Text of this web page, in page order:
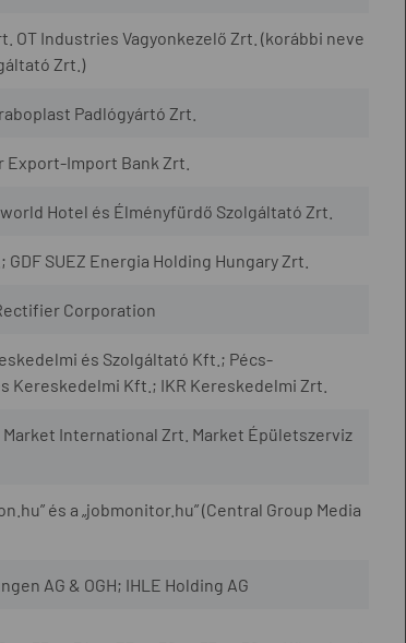
OT Industries Vagyonkezelő Zrt. (korábbi neve
Zrt.)
Padlógyártó Zrt.
Export-Import Bank Zrt.
Hotel és Élményfürdő Szolgáltató Zrt.
SUEZ Energia Holding Hungary Zrt.
Corporation
és Szolgáltató Kft.; Pécs-
Kereskedelmi Kft.; IKR Kereskedelmi Zrt.
International Zrt. Market Épületszerviz
és a „jobmonitor.hu” (Central Group Media
AG & OGH; IHLE Holding AG